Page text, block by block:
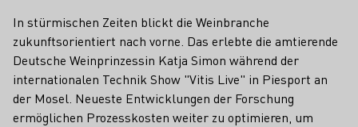
In stürmischen Zeiten blickt die Weinbranche
zukunftsorientiert nach vorne. Das erlebte die amtierende
Deutsche Weinprinzessin Katja Simon während der
internationalen Technik Show "Vitis Live" in Piesport an
der Mosel. Neueste Entwicklungen der Forschung
ermöglichen Prozesskosten weiter zu optimieren, um